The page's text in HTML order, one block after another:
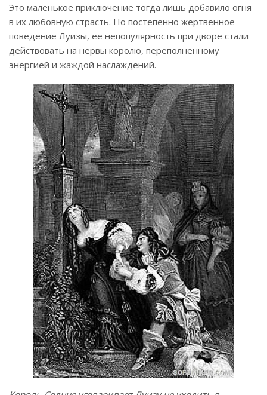
Это маленькое приключение тогда лишь добавило огня
в их любовную страсть. Но постепенно жертвенное
поведение Луизы, ее непопулярность при дворе стали
действовать на нервы королю, переполненному
энергией и жаждой наслаждений.